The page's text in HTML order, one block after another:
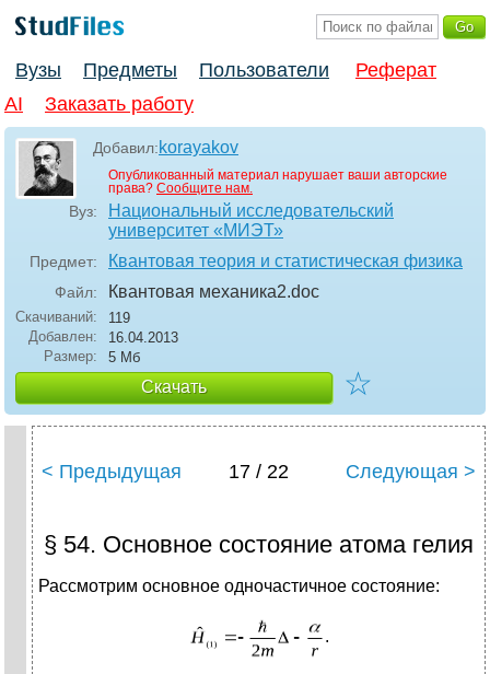
Вузы Предметы Пользователи
Реферат
AI
Заказать работу
Добавил:korayakov
Опубликованный материал нарушает ваши авторские
права? Сообщите нам.
Вуз:
Национальный исследовательский
университет «МИЭТ»
Предмет: Квантовая теория и статистическая физика
Файл: Квантовая механика2.doc
Скачиваний:
119
Добавлен:
16.04.2013
Размер:
5 Мб
Скачать ☆
< Предыдущая 17 / 22 Следующая >
§ 54. Основное состояние атома гелия
Рассмотрим основное одночастичное состояние:
.